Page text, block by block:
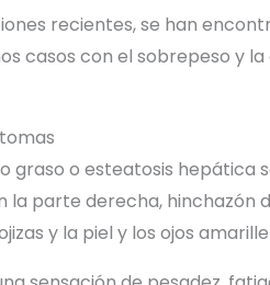
recientes, se han
casos con el sobrepeso y
graso o esteatosis hepática
parte derecha, hinchazón
y la piel y los ojos